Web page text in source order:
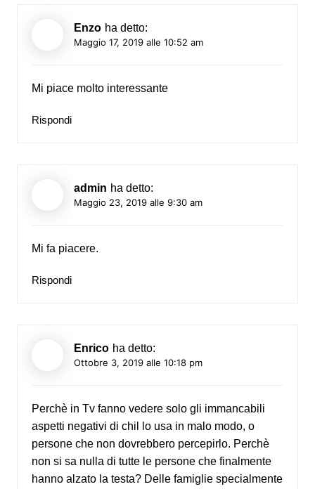
Enzo ha detto:
Maggio 17, 2019 alle 10:52 am
Mi piace molto interessante
Rispondi
admin ha detto:
Maggio 23, 2019 alle 9:30 am
Mi fa piacere.
Rispondi
Enrico ha detto:
Ottobre 3, 2019 alle 10:18 pm
Perchè in Tv fanno vedere solo gli immancabili
aspetti negativi di chil lo usa in malo modo, o
persone che non dovrebbero percepirlo. Perchè
non si sa nulla di tutte le persone che finalmente
hanno alzato la testa? Delle famiglie specialmente